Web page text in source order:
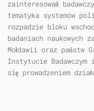
zainteresowań
tematyka systemów
rozpadzie bloku
badaniach naukowych
Mołdawii oraz państw
Instytucie Badawczym
się prowadzeniem